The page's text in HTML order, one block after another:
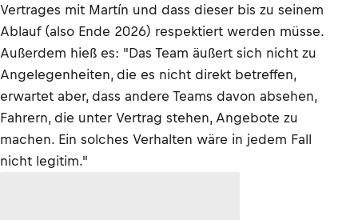
Vertrages mit Martín und dass dieser bis zu seinem
Ablauf (also Ende 2026) respektiert werden müsse.
Außerdem hieß es: "Das Team äußert sich nicht zu
Angelegenheiten, die es nicht direkt betreffen,
erwartet aber, dass andere Teams davon absehen,
Fahrern, die unter Vertrag stehen, Angebote zu
machen. Ein solches Verhalten wäre in jedem Fall
nicht legitim."